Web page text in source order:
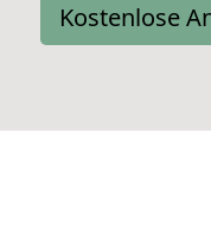
Kostenlose